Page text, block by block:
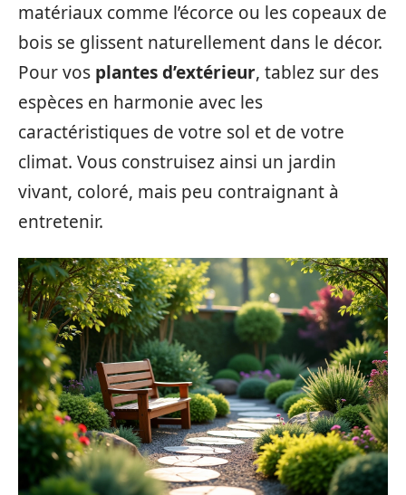
matériaux comme l’écorce ou les copeaux de
bois se glissent naturellement dans le décor.
Pour vos plantes d’extérieur, tablez sur des
espèces en harmonie avec les
caractéristiques de votre sol et de votre
climat. Vous construisez ainsi un jardin
vivant, coloré, mais peu contraignant à
entretenir.